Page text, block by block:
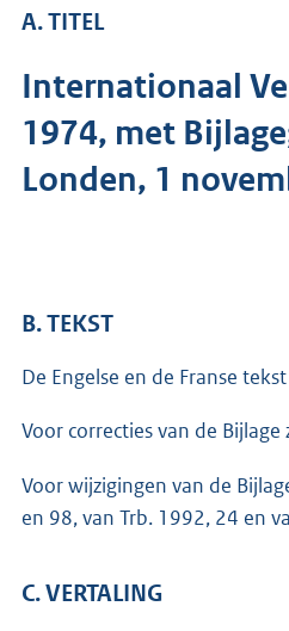
A. TITEL
Internationaal
1974, met
Londen, 1
B. TEKST
De Engelse en de Franse
Voor correcties van de
Voor wijzigingen van de
en 98, van Trb. 1992, 24 en
C. VERTALING